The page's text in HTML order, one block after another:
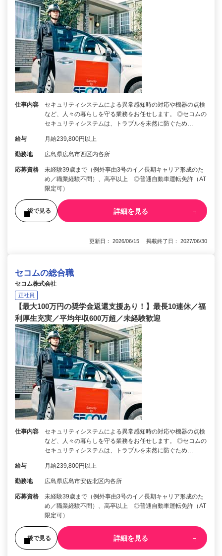
仕事内容
セキュリティシステムによる異常感知時の対応や機器の点検
など、人々の暮らしを守る業務をお任せします。 ◎セコムの
セキュリティシステムは、トラブルを未然に防ぐため…
給与 月給239,800円以上
勤務地 広島県広島市西区内各所
応募資格
未経験39歳まで（例外事由3号のイ／長期キャリア形成のた
め／職業経験不問）、高卒以上 ◎普通自動車運転免許（AT
限定可）
後で見る 詳細を見る
更新日： 2026/06/15 掲載終了日： 2027/06/30
セコムの総合職
セコム株式会社
正社員
【最大100万円の奨学金返還支援あり！】最長10連休／福
利厚生充実／平均年収600万超／未経験歓迎
仕事内容
セキュリティシステムによる異常感知時の対応や機器の点検
など、人々の暮らしを守る業務をお任せします。 ◎セコムの
セキュリティシステムは、トラブルを未然に防ぐため…
給与 月給239,800円以上
勤務地 広島県広島市安佐北区内各所
応募資格
未経験39歳まで（例外事由3号のイ／長期キャリア形成のた
め／職業経験不問）、高卒以上 ◎普通自動車運転免許（AT
限定可）
後で見る 詳細を見る